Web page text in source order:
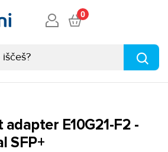
0
E10G21-F2 -
SFP+